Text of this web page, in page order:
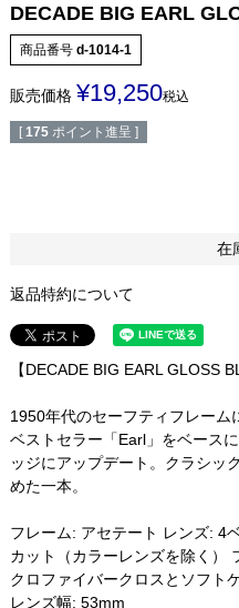
DECADE BIG EARL
商品番号 d-1014-1
販売価格 ¥19,250税込
[ 175 ポイント進呈 ]
在
返品特約について
【DECADE BIG EARL GLOSS
1950年代のセーフティフレーム
ベストセラー「Earl」をベース
ッジにアップデート。クラシッ
めた一本。
フレーム: アセテート レンズ: 4
カット（カラーレンズを除く）
クロファイバークロスとソフト
レンズ幅: 53mm